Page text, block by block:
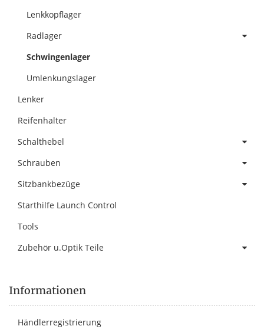
Lenkkopflager
Radlager
Schwingenlager
Umlenkungslager
Lenker
Reifenhalter
Schalthebel
Schrauben
Sitzbankbezüge
Starthilfe Launch Control
Tools
Zubehör u.Optik Teile
Informationen
Händlerregistrierung